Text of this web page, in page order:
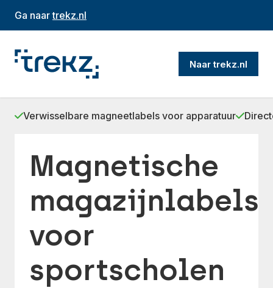
Ga naartrekz.nl
Naar trekz.nl
Verwisselbare magneetlabels voor apparatuur
Magnetische
magazijnlabels
voor
sportscholen